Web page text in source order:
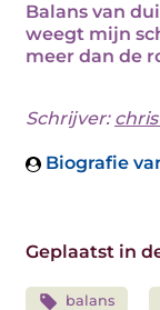
Balans van
weegt mijn
meer dan de
Schrijver:
Biografie
Geplaatst in
balans